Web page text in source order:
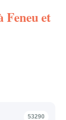
Feneuet
53290